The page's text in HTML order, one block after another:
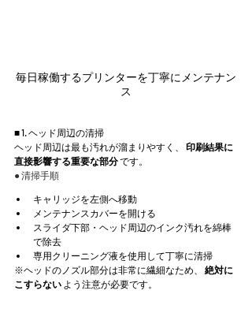
毎日稼働するプリンターを丁寧にメンテナン
ス
■ 1. ヘッド周辺の清掃
ヘッド周辺は最も汚れが溜まりやすく、 印刷結果に
直接影響する重要な部分 です。
● 清掃手順
キャリッジを左側へ移動
メンテナンスカバーを開ける
スライダ下部・ヘッド周辺のインク汚れを綿棒
で除去
専用クリーニング液を使用して丁寧に清掃
※ヘッドのノズル部分は非常に繊細なため、 絶対に
こすらない よう注意が必要です。